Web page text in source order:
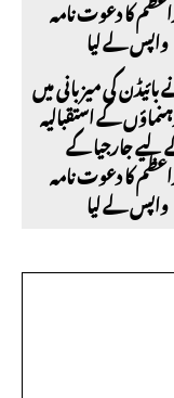
بائیڈن کی میزبانی میں
کے استقبالیہ
جارجیا کے
کا دعوت نامہ
واپس لے لیا